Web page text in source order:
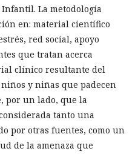
La metodología
en: material científico
red social, apoyo
que tratan acerca
clínico resultante del
y niñas que padecen
por un lado, que la
tanto una
por otras fuentes, como un
de la amenaza que